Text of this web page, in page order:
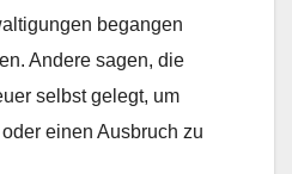
begangen
Andere sagen, die
selbst gelegt, um
einen Ausbruch zu